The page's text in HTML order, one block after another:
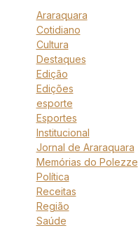
Araraquara
Cotidiano
Cultura
Destaques
Edição
Edições
esporte
Esportes
Institucional
Jornal de Araraquara
Memórias do Polezze
Política
Receitas
Região
Saúde